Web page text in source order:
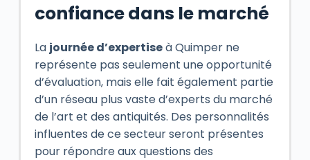
confiance dans le marché
La journée d’expertiseà Quimper ne
représente pas seulement une opportunité
d’évaluation, mais elle fait également partie
d’un réseau plus vaste d’experts du marché
de l’art et des antiquités. Des personnalités
influentes de ce secteur seront présentes
pour répondre aux questions des